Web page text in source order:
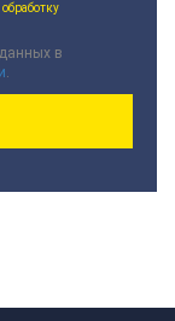
обработку
в
.